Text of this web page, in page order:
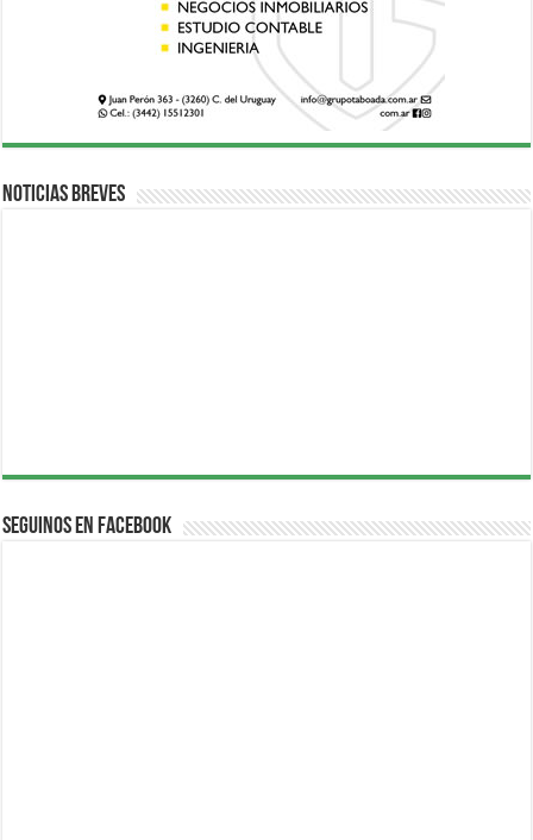
Noticias breves
Seguinos en Facebook